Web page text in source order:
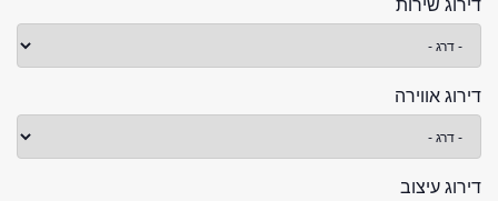
דירוג שירות
דירוג אווירה
דירוג עיצוב